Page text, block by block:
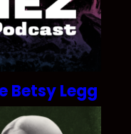
Betsy Legg